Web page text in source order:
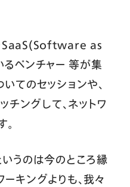
SaaS(Software as
ベンチャー 等が集
てのセッションや、
ングして、ネットワ
うのは今のところ縁
キングよりも、我々